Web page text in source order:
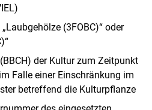
(3FOBC)“ oder
der Kultur zum Zeitpunkt
Falle einer Einschränkung im
betreffend die Kulturpflanze